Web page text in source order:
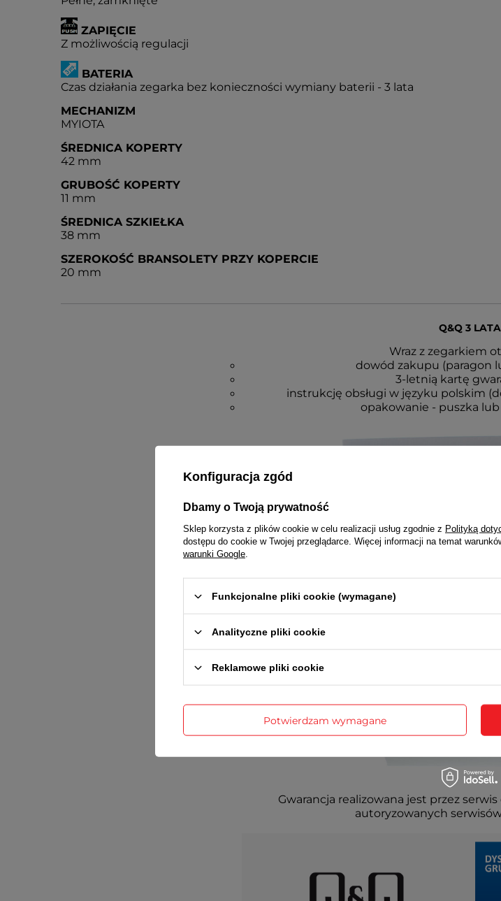
ZAPIĘCIE
Z możliwością regulacji
BATERIA
Czas działania zegarka bez konieczności wymiany baterii - 3 lata
MECHANIZM
MYIOTA
ŚREDNICA KOPERTY
42 mm
GRUBOŚĆ KOPERTY
11 mm
ŚREDNICA SZKIEŁKA
38 mm
SZEROKOŚĆ BRANSOLETY PRZY KOPERCIE
20 mm
Q&Q 3 LATA
Wraz z zegarkiem
dowód zakupu (paragon
3-letnią kartę
instrukcję obsługi w języku polskim
opakowanie - puszka lub
Gwarancja realizowana jest przez
autoryzowanych
Konfiguracja zgód
Dbamy o Twoją prywatność
Sklep korzysta z plików cookie w celu realizacji usług zgodnie z Polityką
dostępu do cookie w Twojej przeglądarce. Więcej informacji na temat
warunki Google
Funkcjonalne pliki cookie (wymagane)
Analityczne pliki cookie
Reklamowe pliki cookie
Potwierdzam wymagane